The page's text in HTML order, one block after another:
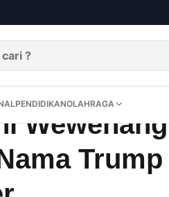
OPININUSANTARA
PENDIDIKANOLAHRAGA
Hakim: Hapus Nama Trump dari Kennedy